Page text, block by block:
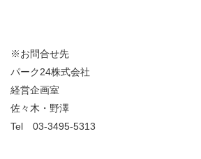
※お問合せ先
パーク24株式会社
経営企画室
佐々木・野澤
Tel 03-3495-5313